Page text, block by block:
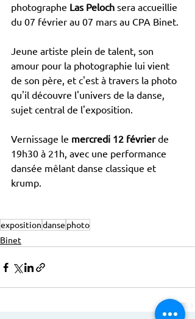
photographe Las Peloch sera accueillie
du 07 février au 07 mars au CPA Binet.
Jeune artiste plein de talent, son
amour pour la photographie lui vient
de son père, et c'est à travers la photo
qu'il découvre l'univers de la danse,
sujet central de l'exposition.
Vernissage le mercredi 12 février de
19h30 à 21h, avec une performance
dansée mêlant danse classique et
krump.
expositiondanse photo
Binet